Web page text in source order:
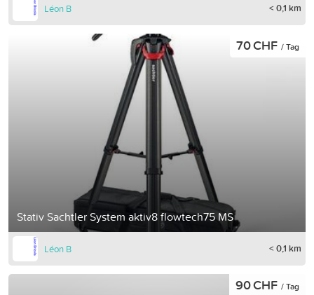
Léon B < 0,1 km
Stativ Sachtler System aktiv8 flowtech75 MS
70 CHF / Tag
Léon B < 0,1 km
90 CHF / Tag